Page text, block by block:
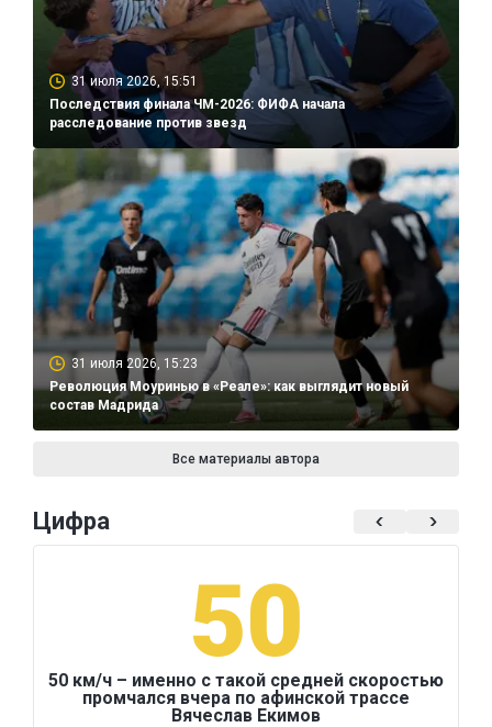
31 июля 2026, 15:51
Последствия финала ЧМ-2026: ФИФА начала
расследование против звезд
31 июля 2026, 15:23
Революция Моуринью в «Реале»: как выглядит новый
состав Мадрида
Все материалы автора
Цифра
50
50 км/ч – именно с такой средней скоростью
промчался вчера по афинской трассе
Вячеслав Екимов